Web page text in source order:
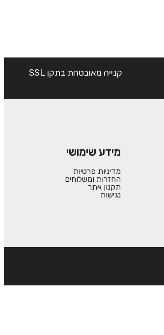
קנייה מאובטחת בתקן SSL
מידע שימושי
מדיניות פרטיות
החזרות ומשלוחים
תקנון אתר
נגישות